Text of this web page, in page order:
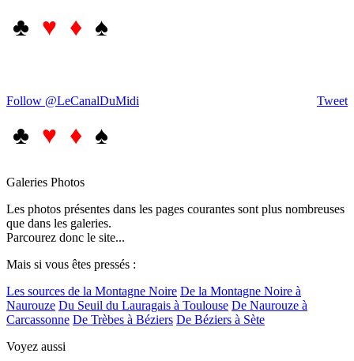
♣ ♥ ♦ ♠
Tweet
Follow @LeCanalDuMidi
♣ ♥ ♦ ♠
Galeries Photos
Les photos présentes dans les pages courantes sont plus nombreuses
que dans les galeries.
Parcourez donc le site...
Mais si vous êtes pressés :
Les sources de la Montagne Noire De la Montagne Noire à
Naurouze Du Seuil du Lauragais à Toulouse De Naurouze à
Carcassonne De Trèbes à Béziers De Béziers à Sète
Voyez aussi